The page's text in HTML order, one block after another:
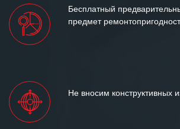
Бесплатный
предмет
Не вносим конструктивных